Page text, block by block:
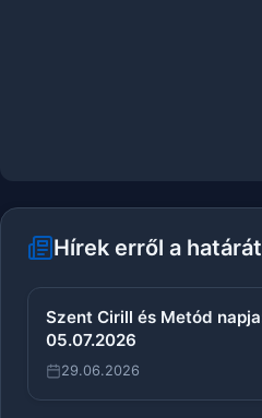
Hírek erről a
Szent Cirill és Metód
05.07.2026
29.06.2026